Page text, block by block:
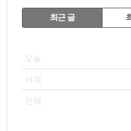
RECENTLY
최근 글
오늘
어제
전체